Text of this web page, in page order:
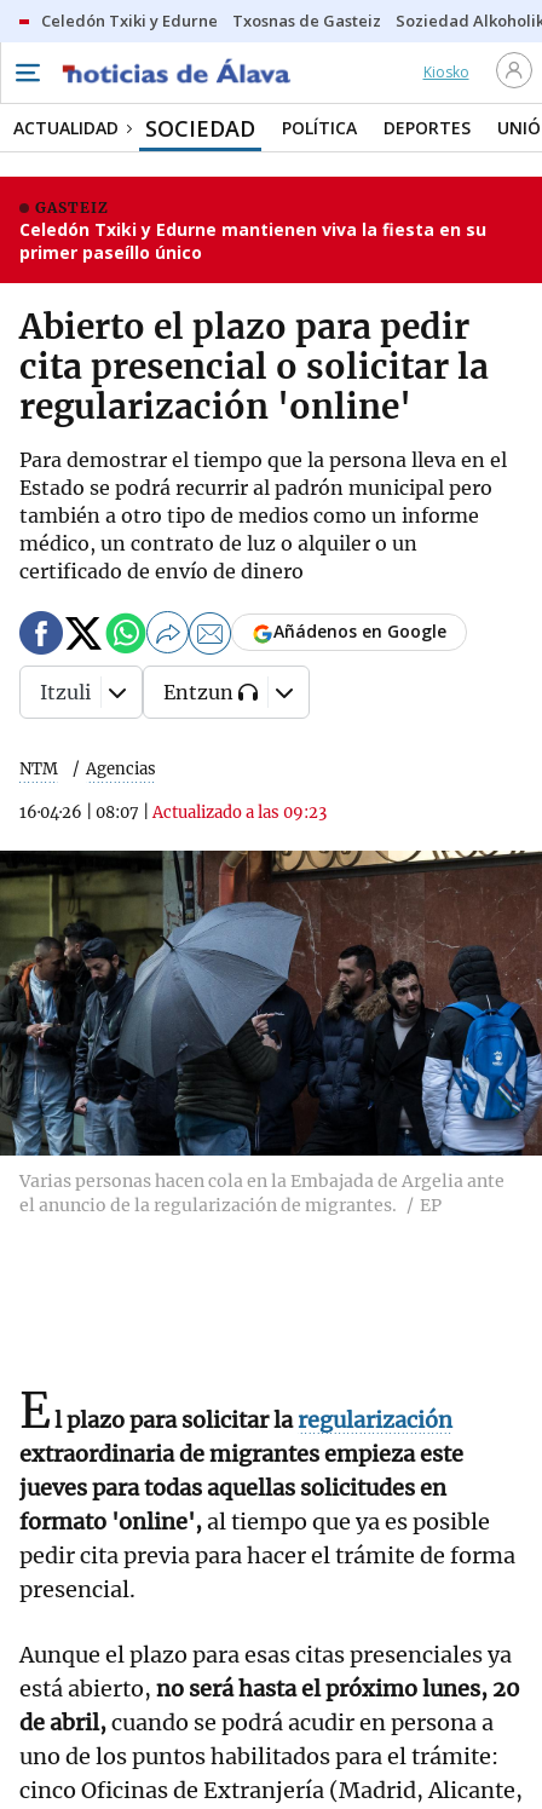
Celedón Txiki y Edurne Txosnas de Gasteiz Soziedad
Kiosko
ACTUALIDAD SOCIEDAD POLÍTICA DEPORTES
GASTEIZ
Celedón Txiki y Edurne mantienen viva la fiesta en su
primer paseíllo único
Abierto el plazo para pedir
cita presencial o solicitar la
regularización 'online'
Para demostrar el tiempo que la persona lleva en el
Estado se podrá recurrir al padrón municipal pero
también a otro tipo de medios como un informe
médico, un contrato de luz o alquiler o un
certificado de envío de dinero
NTM Agencias
16·04·26 08:07 |Actualizado a las 09:23
Añádenos en Google
Itzuli Entzun
Varias personas hacen cola en la Embajada de Argelia ante
el anuncio de la regularización de migrantes.
EP
El plazo para solicitar laregularización
extraordinaria de migrantes empieza este
jueves para todas aquellas solicitudes en
formato 'online',al tiempo que ya es posible
pedir cita previa para hacer el trámite de forma
presencial.
Aunque el plazo para esas citas presenciales ya
está abierto, no será hasta el próximo lunes, 20
de abril,cuando se podrá acudir en persona a
uno de los puntos habilitados para el trámite:
cinco Oficinas de Extranjería (Madrid, Alicante,